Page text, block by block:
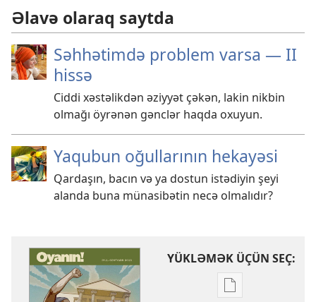
Əlavə olaraq saytda
Səhhətimdə problem varsa — II
hissə
Ciddi xəstəlikdən əziyyət çəkən, lakin nikbin
olmağı öyrənən gənclər haqda oxuyun.
Yaqubun oğullarının hekayəsi
Qardaşın, bacın və ya dostun istədiyin şeyi
alanda buna münasibətin necə olmalıdır?
YÜKLƏMƏK ÜÇÜN SEÇ:
Nəşrləri